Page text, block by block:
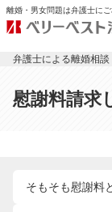
離婚・男女問題は弁護士に
弁護士による離婚相談
慰謝料請求
そもそも慰謝料